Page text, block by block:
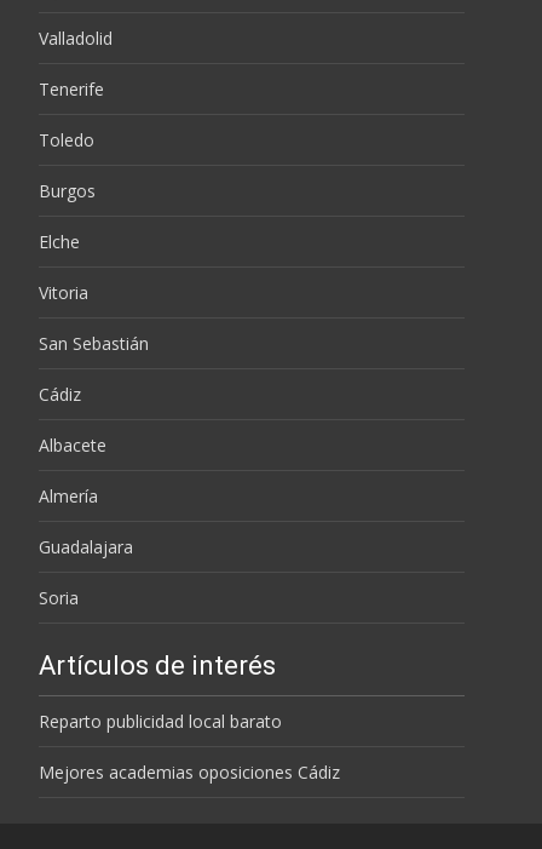
Valladolid
Tenerife
Toledo
Burgos
Elche
Vitoria
San Sebastián
Cádiz
Albacete
Almería
Guadalajara
Soria
Artículos de interés
Reparto publicidad local barato
Mejores academias oposiciones Cádiz